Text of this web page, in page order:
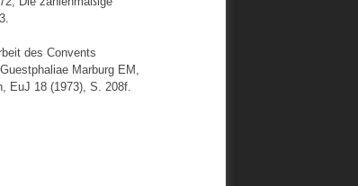
des Convents
Marburg EM,
EuJ 18 (1973), S. 208f.